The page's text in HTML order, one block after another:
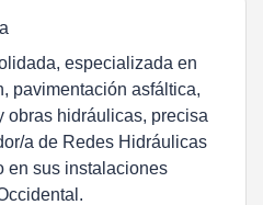
especializada en
pavimentación asfáltica,
obras hidráulicas, precisa
a de Redes Hidráulicas
en sus instalaciones